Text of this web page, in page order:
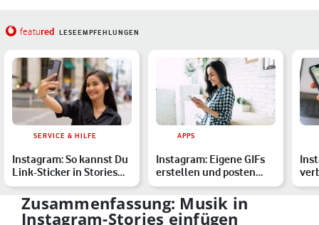
featured LESEEMPFEHLUNGEN
SERVICE & HILFE
Instagram: So kannst Du
Link-Sticker in Stories
nutzen
APPS
Instagram: Eigene GIFs
erstellen und posten
oder Vorlagen nutzen
Zusammenfassung: Musik in
Instagram-Stories einfügen